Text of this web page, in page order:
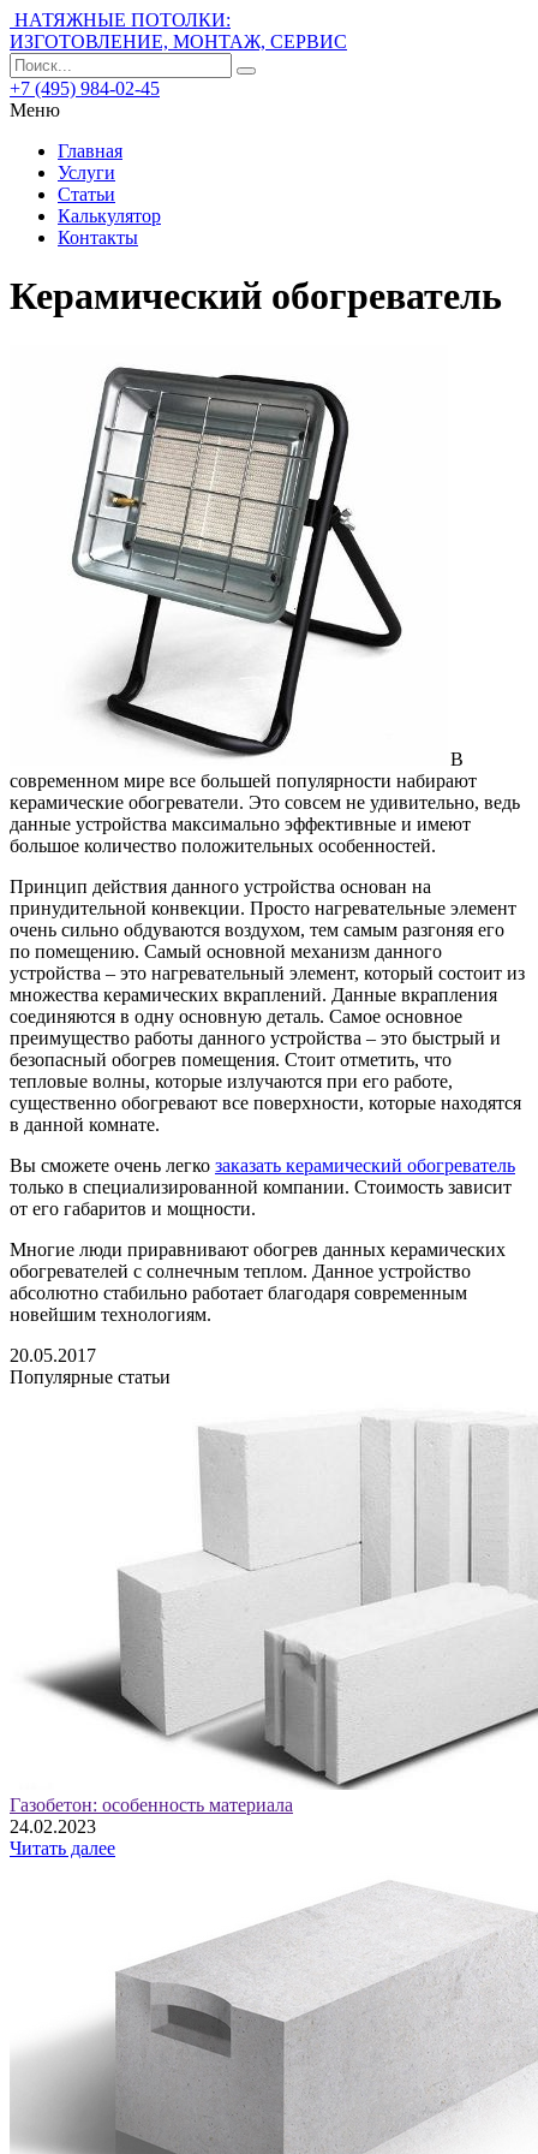
НАТЯЖНЫЕ ПОТОЛКИ:
ИЗГОТОВЛЕНИЕ, МОНТАЖ, СЕРВИС
+7 (495) 984-02-45
Меню
Главная
Услуги
Статьи
Калькулятор
Контакты
Керамический обогреватель
В
современном мире все большей популярности набирают
керамические обогреватели. Это совсем не удивительно, ведь
данные устройства максимально эффективные и имеют
большое количество положительных особенностей.
Принцип действия данного устройства основан на
принудительной конвекции. Просто нагревательные элемент
очень сильно обдуваются воздухом, тем самым разгоняя его
по помещению. Самый основной механизм данного
устройства – это нагревательный элемент, который состоит из
множества керамических вкраплений. Данные вкрапления
соединяются в одну основную деталь. Самое основное
преимущество работы данного устройства – это быстрый и
безопасный обогрев помещения. Стоит отметить, что
тепловые волны, которые излучаются при его работе,
существенно обогревают все поверхности, которые находятся
в данной комнате.
Вы сможете очень легко заказать керамический обогреватель
только в специализированной компании. Стоимость зависит
от его габаритов и мощности.
Многие люди приравнивают обогрев данных керамических
обогревателей с солнечным теплом. Данное устройство
абсолютно стабильно работает благодаря современным
новейшим технологиям.
20.05.2017
Популярные статьи
Газобетон: особенность материала
24.02.2023
Читать далее